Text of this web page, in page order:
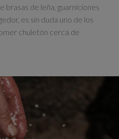
brasas de leña, guarniciones
es sin duda uno de los
chuletón cerca de